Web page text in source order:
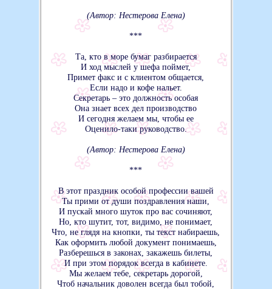
(Автор: Нестерова Елена)
***
Та, кто в море бумаг разбирается
И ход мыслей у шефа поймет,
Примет факс и с клиентом общается,
Если надо и кофе нальет.
Секретарь – это должность особая
Она знает всех дел производство
И сегодня желаем мы, чтобы ее
Оценило-таки руководство.
(Автор: Нестерова Елена)
***
В этот праздник особой профессии вашей
Ты прими от души поздравления наши,
И пускай много шуток про вас сочиняют,
Но, кто шутит, тот, видимо, не понимает,
Что, не глядя на кнопки, ты текст набираешь,
Как оформить любой документ понимаешь,
Разберешься в законах, закажешь билеты,
И при этом порядок всегда в кабинете.
Мы желаем тебе, секретарь дорогой,
Чтоб начальник доволен всегда был тобой,